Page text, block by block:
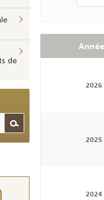
Année
2026
2025
2024
de